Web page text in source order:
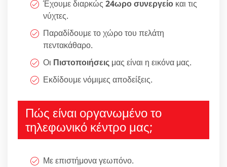
Έχουμε διαρκώς 24ωρο συνεργείο και τις
νύχτες.
Παραδίδουμε το χώρο του πελάτη
πεντακάθαρο.
Οι Πιστοποιήσεις μας είναι η εικόνα μας.
Εκδίδουμε νόμιμες αποδείξεις.
Πώς είναι οργανωμένο το
τηλεφωνικό κέντρο μας;
Με επιστήμονα γεωπόνο.